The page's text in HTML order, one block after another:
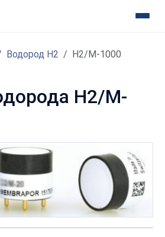
Водород H2 H2/M-1000
H2/M-